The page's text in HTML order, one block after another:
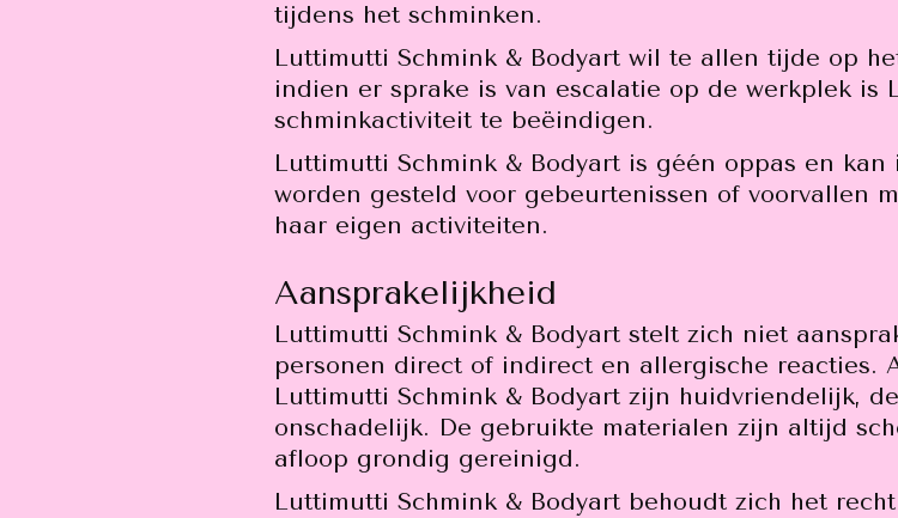
tijdens het schminken.
Luttimutti Schmink & Bodyart wil te allen tijde op
indien er sprake is van escalatie op de werkplek is
schminkactiviteit te beëindigen.
Luttimutti Schmink & Bodyart is géén oppas en
worden gesteld voor gebeurtenissen of voorvallen
haar eigen activiteiten.
Aansprakelijkheid
Luttimutti Schmink & Bodyart stelt zich niet
personen direct of indirect en allergische reacties.
Luttimutti Schmink & Bodyart zijn huidvriendelijk,
onschadelijk. De gebruikte materialen zijn altijd
afloop grondig gereinigd.
Luttimutti Schmink & Bodyart behoudt zich het